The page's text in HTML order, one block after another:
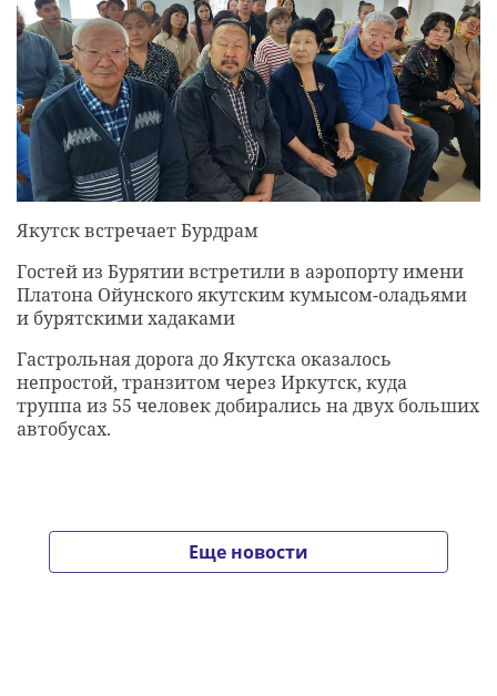
Якутск встречает Бурдрам
Гостей из Бурятии встретили в аэропорту имени
Платона Ойунского якутским кумысом-оладьями
и бурятскими хадаками
Гастрольная дорога до Якутска оказалось
непростой, транзитом через Иркутск, куда
труппа из 55 человек добирались на двух больших
автобусах.
Еще новости